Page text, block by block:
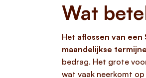
Wat
Het aflossen van
maandelijkse
bedrag. Het grote
wat vaak neerkomt op